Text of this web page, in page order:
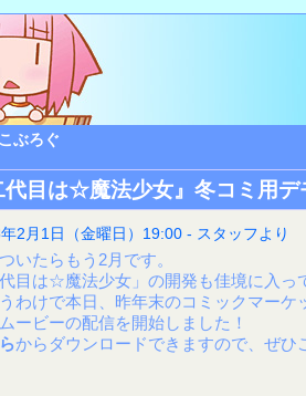
ぶろぐ
代目は☆魔法少女』冬コミ用
2月1日（金曜日）19:00 - スタッフより
いたらもう2月です。
代目は☆魔法少女」の開発も佳境に入っ
わけで本日、昨年末のコミックマーケ
ービーの配信を開始しました！
からダウンロードできますので、ぜひ